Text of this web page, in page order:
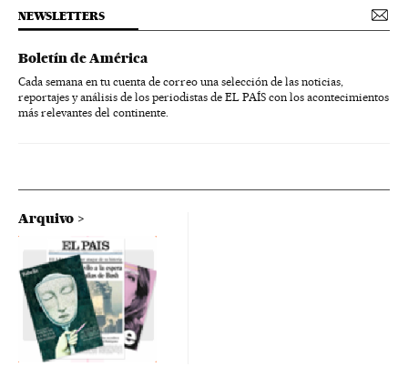
NEWSLETTERS
Boletín de América
Cada semana en tu cuenta de correo una selección de las noticias,
reportajes y análisis de los periodistas de EL PAÍS con los acontecimientos
más relevantes del continente.
Arquivo